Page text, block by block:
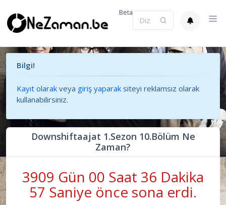
Beta
Bilgi!
Kayıt olarak veya giriş yaparak siteyi reklamsız olarak
kullanabilirsiniz.
Downshiftaajat 1.Sezon 10.Bölüm Ne
Zaman?
3909 Gün 00 Saat 36 Dakika
57 Saniye önce sona erdi.